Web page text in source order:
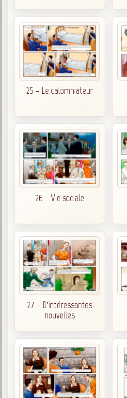
25 – Le calomniateur
26 – Vie sociale
27 – D’intéressantes
nouvelles